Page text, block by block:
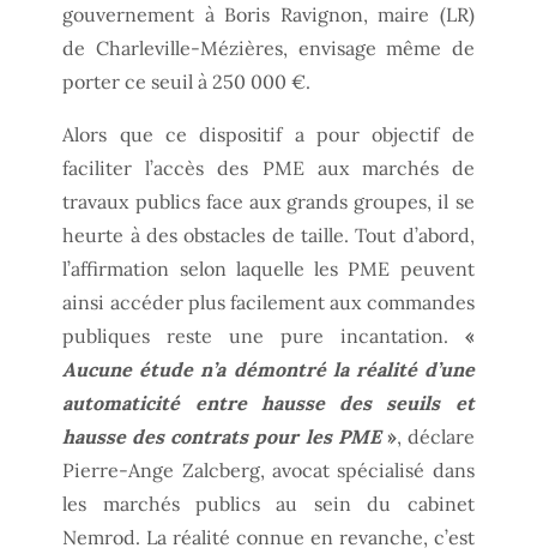
gouvernement à Boris Ravignon, maire (LR)
de Charleville-Mézières, envisage même de
porter ce seuil à 250 000 €.
Alors que ce dispositif a pour objectif de
faciliter l’accès des PME aux marchés de
travaux publics face aux grands groupes, il se
heurte à des obstacles de taille. Tout d’abord,
l’affirmation selon laquelle les PME peuvent
ainsi accéder plus facilement aux commandes
publiques reste une pure incantation. «
Aucune étude n’a démontré la réalité d’une
automaticité entre hausse des seuils et
hausse des contrats pour les PME», déclare
Pierre-Ange Zalcberg, avocat spécialisé dans
les marchés publics au sein du cabinet
Nemrod. La réalité connue en revanche, c’est